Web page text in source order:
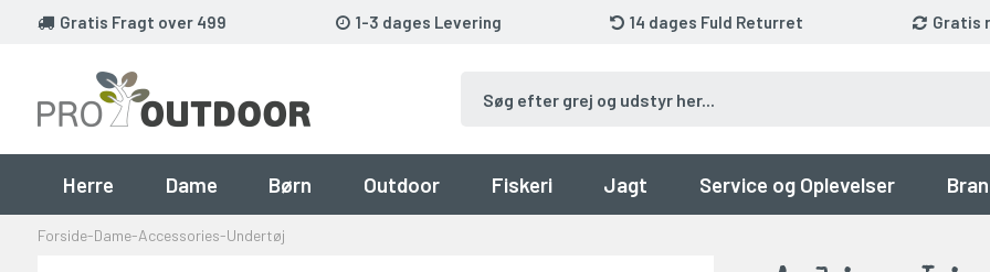
Gratis Fragt over 499 1-3 dages Levering 14 dages Fuld Returret Gratis
Herre Dame Børn Outdoor Fiskeri Jagt Service og Oplevelser
Forside-Dame-Accessories-Undertøj